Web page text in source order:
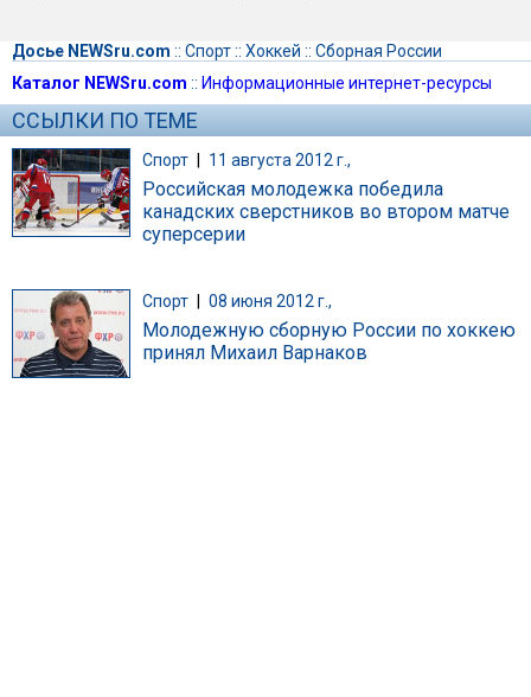
Досье NEWSru.com :: Спорт:: Хоккей :: Сборная России
Каталог NEWSru.com :: Информационные интернет-ресурсы
ССЫЛКИ ПО ТЕМЕ
Спорт | 11 августа 2012 г.,
Российская молодежка победила
канадских сверстников во втором матче
суперсерии
Спорт 08 июня 2012 г.,
Молодежную сборную России по хоккею
принял Михаил Варнаков